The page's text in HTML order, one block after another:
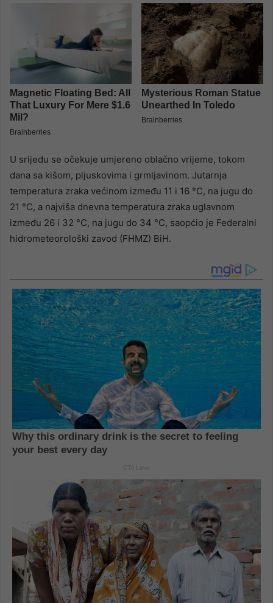
U srijedu se očekuje umjereno oblačno vrijeme, tokom
dana sa kišom, pljuskovima i grmljavinom. Jutarnja
temperatura zraka većinom između 11 i 16 °C, na jugu do
21 °C, a najviša dnevna temperatura zraka uglavnom
između 26 i 32 °C, na jugu do 34 °C, saopćio je Federalni
hidrometeorološki zavod (FHMZ) BiH.